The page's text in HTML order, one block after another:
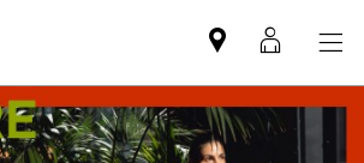
Mini
dealer
partner
MyMini
login